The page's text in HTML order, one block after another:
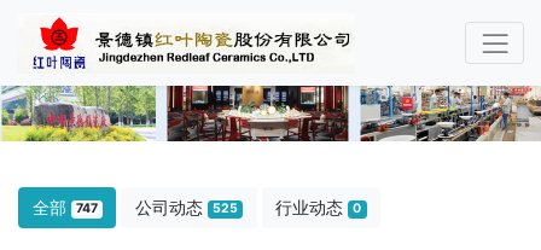
全部 747 公司动态 525 行业动态 0